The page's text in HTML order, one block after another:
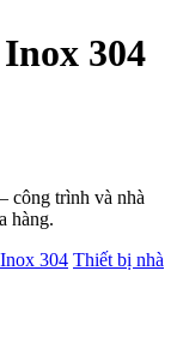
304
công trình và nhà
hàng.
304 Thiết bị nhà